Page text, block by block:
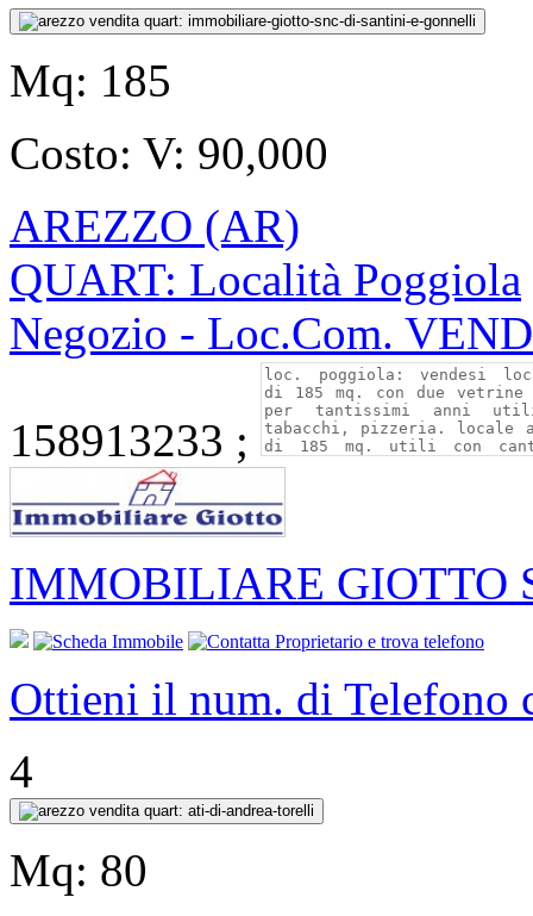
Mq: 185
Costo: V: 90,000
AREZZO (AR)
QUART: Località Poggiola
Negozio - Loc.Com.
158913233 ;
IMMOBILIARE GIOTTO
Ottieni il num. di Telefono
4
Mq: 80